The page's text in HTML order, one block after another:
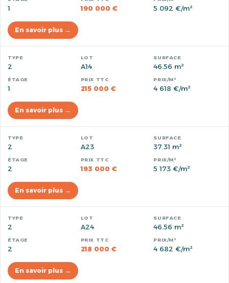
1 190 000 € 5 092 €/m²
En savoir plus →
2 A14 46.56 m²
1 215 000 € 4 618 €/m²
En savoir plus →
2 A23 37.31 m²
2 193 000 € 5 173 €/m²
En savoir plus →
2 A24 46.56 m²
2 218 000 € 4 682 €/m²
En savoir plus →